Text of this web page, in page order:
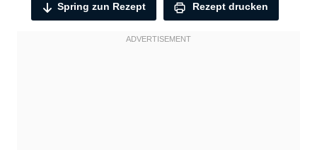
Spring zun Rezept Rezept drucken